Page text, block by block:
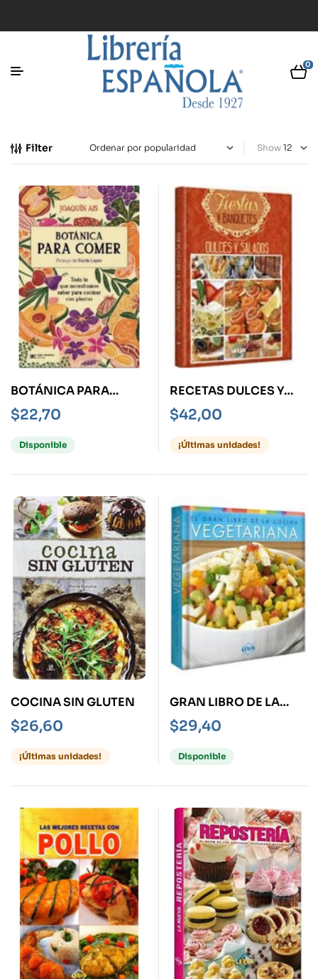
0
Filter Show
BOTÁNICA PARA
COMER
$22,70
Disponible
RECETAS DULCES Y
SALADOS PARA
FIESTAS Y BANQUETES
$42,00
¡Últimas unidades!
COCINA SIN GLUTEN
$26,60
¡Últimas unidades!
GRAN LIBRO DE LA
COCINA
VEGETARIANA
$29,40
Disponible